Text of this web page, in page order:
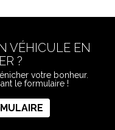
VÉHICULE EN
?
votre bonheur.
le formulaire !